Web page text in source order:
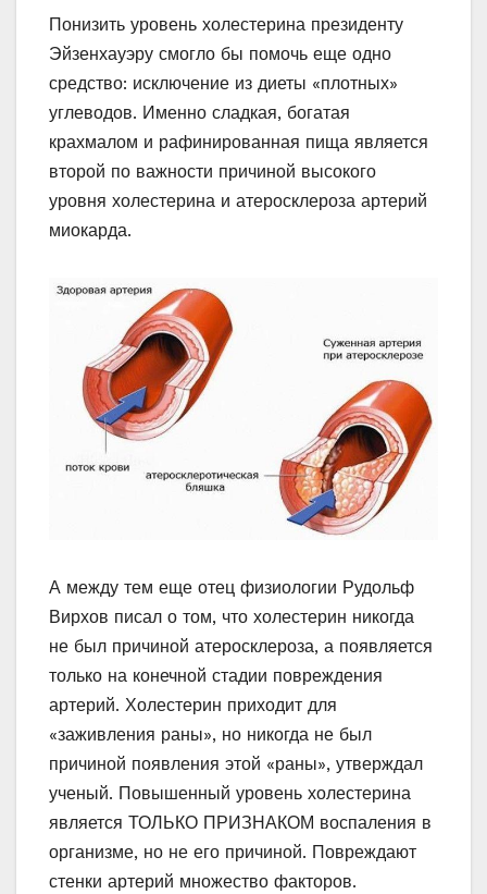
Понизить уровень холестерина президенту
Эйзенхауэру смогло бы помочь еще одно
средство: исключение из диеты «плотных»
углеводов. Именно сладкая, богатая
крахмалом и рафинированная пища является
второй по важности причиной высокого
уровня холестерина и атеросклероза артерий
миокарда.
А между тем еще отец физиологии Рудольф
Вирхов писал о том, что холестерин никогда
не был причиной атеросклероза, а появляется
только на конечной стадии повреждения
артерий. Холестерин приходит для
«заживления раны», но никогда не был
причиной появления этой «раны», утверждал
ученый. Повышенный уровень холестерина
является ТОЛЬКО ПРИЗНАКОМ воспаления в
организме, но не его причиной. Повреждают
стенки артерий множество факторов.